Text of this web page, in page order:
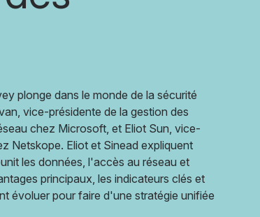
plonge dans le monde de la sécurité
vice-présidente de la gestion des
chez Microsoft, et Eliot Sun, vice-
Netskope. Eliot et Sinead expliquent
les données, l'accès au réseau et
principaux, les indicateurs clés et
évoluer pour faire d'une stratégie unifiée